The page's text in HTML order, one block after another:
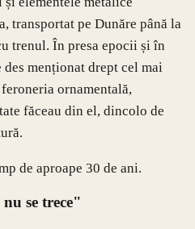
transportat pe Dunăre până la
trenul. În presa epocii și în
menționat drept cel mai
ornamentală,
făceau din el, dincolo de
de aproape 30 de ani.
se trece"